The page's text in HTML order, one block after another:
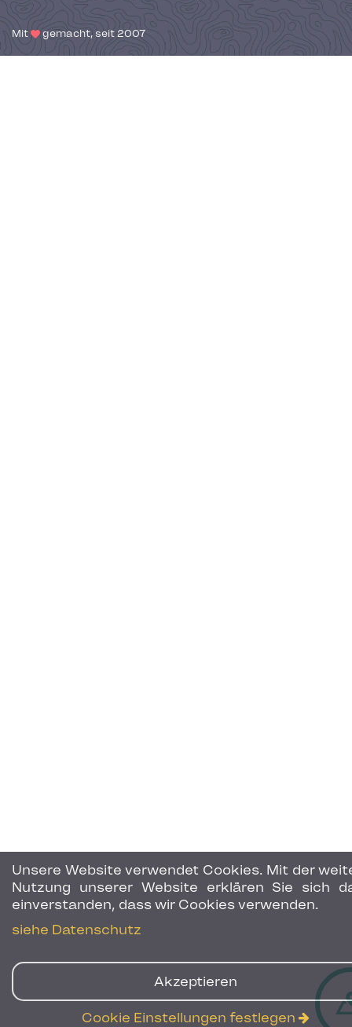
Unsere Website verwendet Cookies. Mit der
Nutzung unserer Website erklären Sie sich
einverstanden, dass wir Cookies verwenden.
siehe Datenschutz
Akzeptieren
Cookie Einstellungen festlegen
Mit gemacht, seit 2007